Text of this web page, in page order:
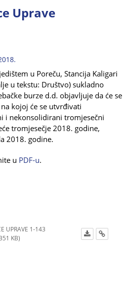
Uprave
u Poreču, Stancija Kaligari
u tekstu: Društvo) sukladno
burze d.d. objavljuje da će se
kojoj će se utvrđivati
i nekonsolidirani tromjesečni
tromjesečje 2018. godine,
2018. godine.
u PDF-u.
UPRAVE 1-143
KB)